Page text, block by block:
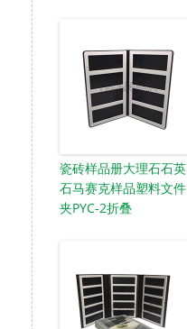
瓷砖样品册大理石石英
石马赛克样品塑料文件
夹PYC-2折叠